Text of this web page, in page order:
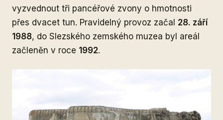
vyzvednout tři pancéřové zvony o hmotnosti
přes dvacet tun. Pravidelný provoz začal 28. září
1988, do Slezského zemského muzea byl areál
začleněn v roce 1992.